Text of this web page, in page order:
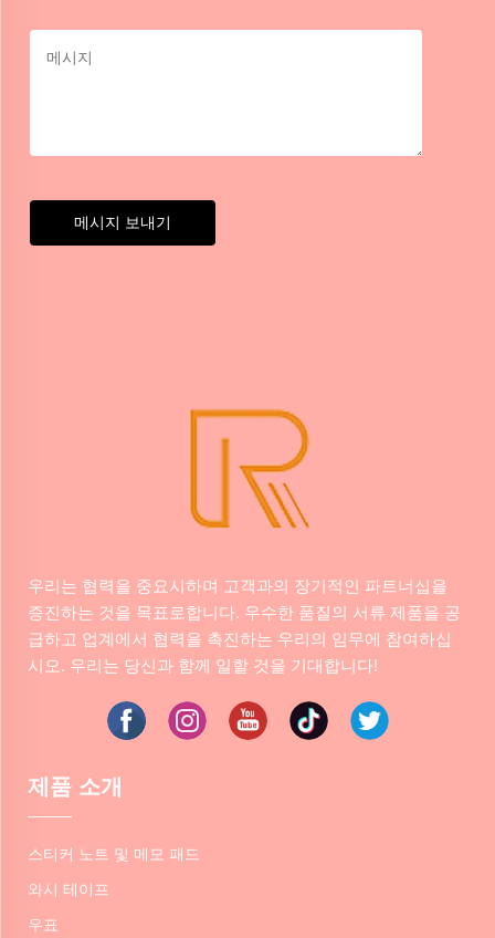
메시지 보내기
우리는 협력을 중요시하며 고객과의 장기적인 파트너십을
증진하는 것을 목표로합니다. 우수한 품질의 서류 제품을 공
급하고 업계에서 협력을 촉진하는 우리의 임무에 참여하십
시오. 우리는 당신과 함께 일할 것을 기대합니다!
제품 소개
스티커 노트 및 메모 패드
와시 테이프
우표